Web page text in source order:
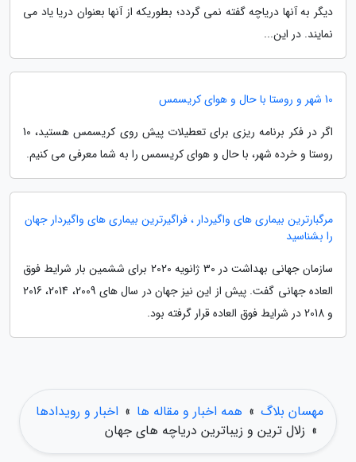
دیگر به آنها دریاچه گفته نمی گردد؛ بطوریکه از آنها بعنوان دریا یاد می
نمایند. در این...
10 شهر و روستا با حال و هوای کریسمس
اگر در فکر برنامه ریزی برای تعطیلات پیش روی کریسمس هستید، 10
روستا و خرده شهر، با حال و هوای کریسمس را به شما معرفی می کنیم.
مرگبارترین بیماری های واگیردار ، فراگیرترین بیماری های واگیردار جهان
را بشناسید
سازمان جهانی بهداشت در 30 ژانویه 2020 برای ششمین بار شرایط فوق
العاده جهانی گفت. پیش از این نیز جهان در سال های 2009، 2014، 2016
و 2018 در شرایط فوق العاده قرار گرفته بود.
مهسان بلاگ » همه اخبار و مقاله ها » اخبار و رویدادها
» زلال ترین و زیباترین دریاچه های جهان